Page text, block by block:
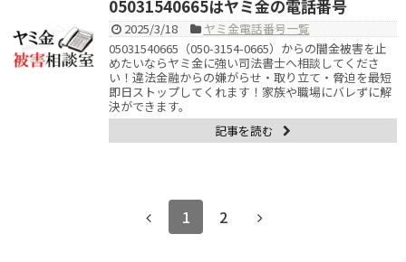
05031540665はヤミ金の電話番号
2025/3/18
ヤミ金電話番号一覧
05031540665（050-3154-0665）からの闇金被害を止
めたいならヤミ金に強い司法書士へ相談してくださ
い！違法金融からの嫌がらせ・取り立て・脅迫を最短
即日ストップしてくれます！家族や職場にバレずに解
決ができます。
記事を読む
1 2